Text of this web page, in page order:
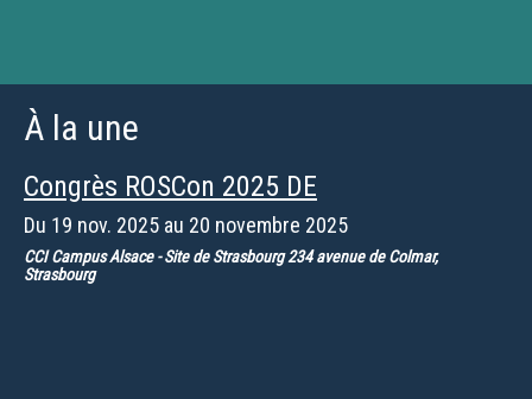
À la une
Congrès ROSCon 2025 DE
Du 19 nov. 2025 au 20 novembre 2025
CCI Campus Alsace - Site de Strasbourg 234 avenue de Colmar,
Strasbourg